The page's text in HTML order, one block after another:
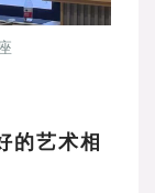
的艺术相